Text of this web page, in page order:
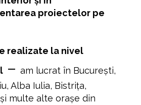
proiectelor pe
realizate la nivel
– am lucrat în București,
Alba Iulia, Bistrița,
multe alte orașe din